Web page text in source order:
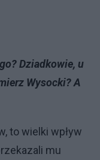
Dziadkowie, u
Wysocki? A
to wielki wpływ
mu